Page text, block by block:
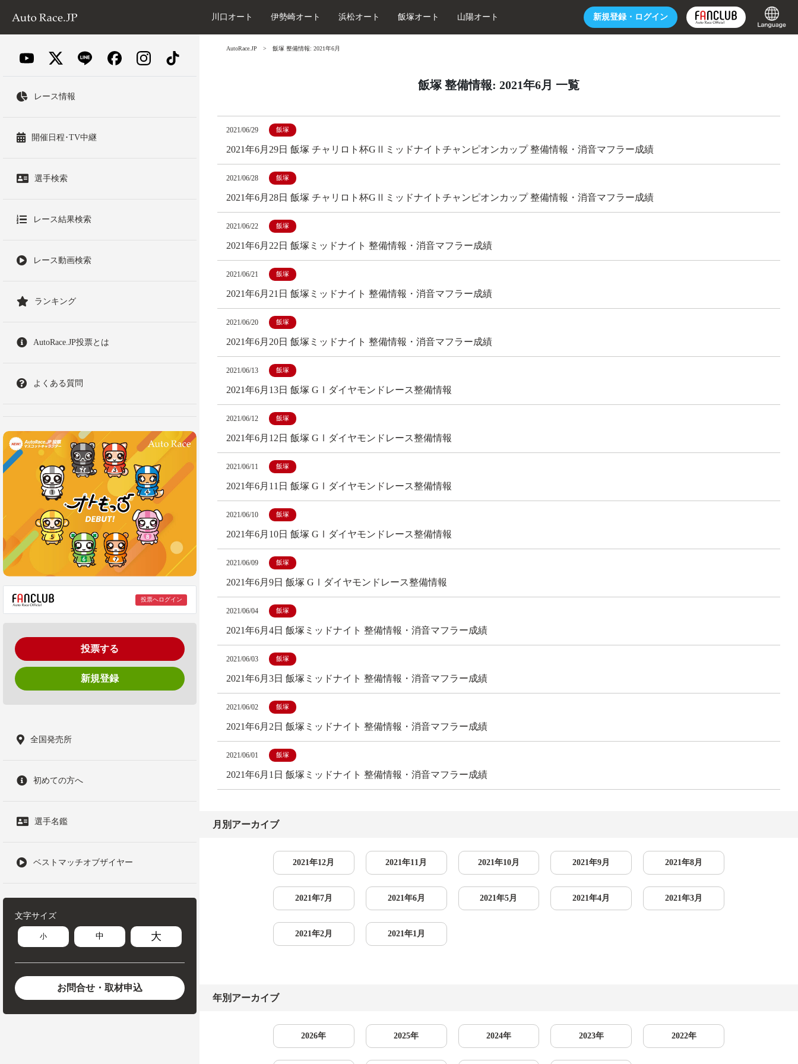
新規登録・ ログイン
川口オート 伊勢崎オート 浜松オート 飯塚オート 山陽オート
レース情報
開催日程･TV中継
選手検索
レース結果検索
レース動画検索
ランキング
AutoRace.JP投票とは
よくある質問
投票へログイン
投票する
新規登録
全国発売所
初めての方へ
選手名鑑
ベストマッチオブザイヤー
文字サイズ
小 中 大
お問合せ・取材申込
AutoRace.JP 飯塚 整備情報: 2021年6月
飯塚 整備情報: 2021年6月 一覧
2021/06/29 飯塚
2021年6月29日 飯塚 チャリロト杯GⅡミッドナイトチャンピオンカップ 整備情報・消音マフラー成績
2021/06/28 飯塚
2021年6月28日 飯塚 チャリロト杯GⅡミッドナイトチャンピオンカップ 整備情報・消音マフラー成績
2021/06/22 飯塚
2021年6月22日 飯塚ミッドナイト 整備情報・消音マフラー成績
2021/06/21 飯塚
2021年6月21日 飯塚ミッドナイト 整備情報・消音マフラー成績
2021/06/20 飯塚
2021年6月20日 飯塚ミッドナイト 整備情報・消音マフラー成績
2021/06/13 飯塚
2021年6月13日 飯塚 GⅠダイヤモンドレース整備情報
2021/06/12 飯塚
2021年6月12日 飯塚 GⅠダイヤモンドレース整備情報
2021/06/11 飯塚
2021年6月11日 飯塚 GⅠダイヤモンドレース整備情報
2021/06/10 飯塚
2021年6月10日 飯塚 GⅠダイヤモンドレース整備情報
2021/06/09 飯塚
2021年6月9日 飯塚 GⅠダイヤモンドレース整備情報
2021/06/04 飯塚
2021年6月4日 飯塚ミッドナイト 整備情報・消音マフラー成績
2021/06/03 飯塚
2021年6月3日 飯塚ミッドナイト 整備情報・消音マフラー成績
2021/06/02 飯塚
2021年6月2日 飯塚ミッドナイト 整備情報・消音マフラー成績
2021/06/01 飯塚
2021年6月1日 飯塚ミッドナイト 整備情報・消音マフラー成績
月別アーカイブ
2021年12月 2021年11月 2021年10月 2021年9月 2021年8月
2021年7月 2021年6月 2021年5月 2021年4月 2021年3月
2021年2月 2021年1月
年別アーカイブ
2026年 2025年 2024年 2023年 2022年